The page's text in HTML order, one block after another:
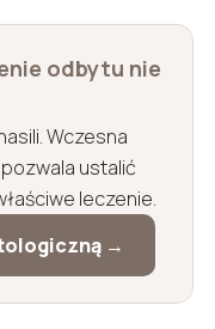
odbytu nie
Wczesna
ustalić
leczenie.
→